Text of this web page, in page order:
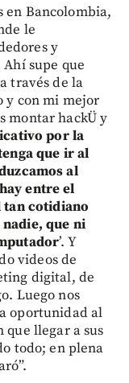
en Bancolombia,
le
y
supe que
través de la
y con mi mejor
montar hackÜ y
por la
que ir al
al
entre el
tan cotidiano
nadie, que ni
’. Y
videos de
digital, de
Luego nos
oportunidad al
que llegar a sus
todo; en plena